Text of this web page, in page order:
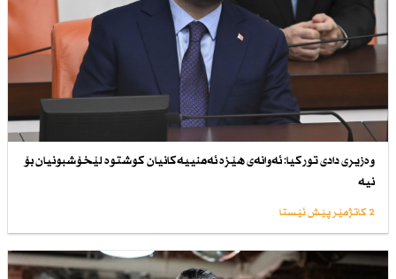
وەزیری دادی توركیا: ئەوانەی هێزە ئەمنییەكانیان كوشتوە لێخۆشبونیان بۆ
نیە
2 کاتژمێر پێش ئێستا